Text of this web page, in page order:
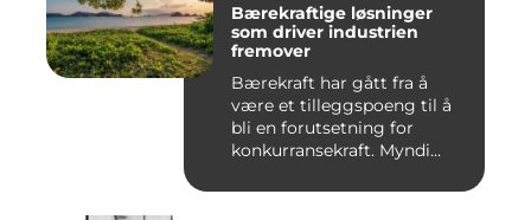
Bærekraftige løsninger
som driver industrien
fremover
Bærekraft har gått fra å
være et tilleggspoeng til å
bli en forutsetning for
konkurransekraft. Myndi...